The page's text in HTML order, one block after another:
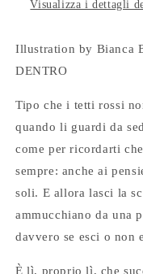
Visualizza i dettagli
Illustration by Bianca
DENTRO
Tipo che i tetti rossi
quando li guardi da
come per ricordarti
sempre: anche ai
soli. E allora lasci la
ammucchiano da una
davvero se esci o non
È lì, proprio lì, che